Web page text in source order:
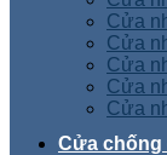
Cửa
Cửa
Cửa
Cửa
Cửa
Cửa chống